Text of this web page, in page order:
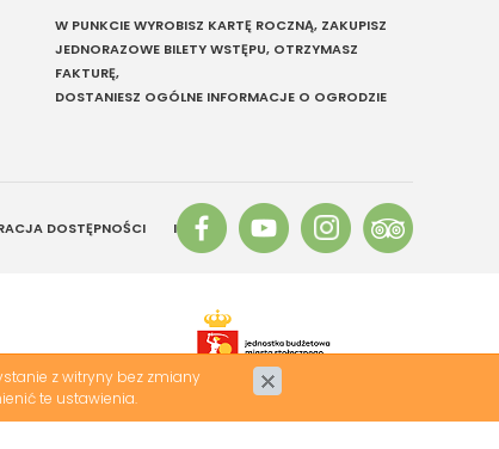
W PUNKCIE WYROBISZ KARTĘ ROCZNĄ, ZAKUPISZ
JEDNORAZOWE BILETY WSTĘPU, OTRZYMASZ
FAKTURĘ,
DOSTANIESZ OGÓLNE INFORMACJE O OGRODZIE
DOSTĘPNOŚCI INFO
z witryny bez zmiany
te ustawienia.